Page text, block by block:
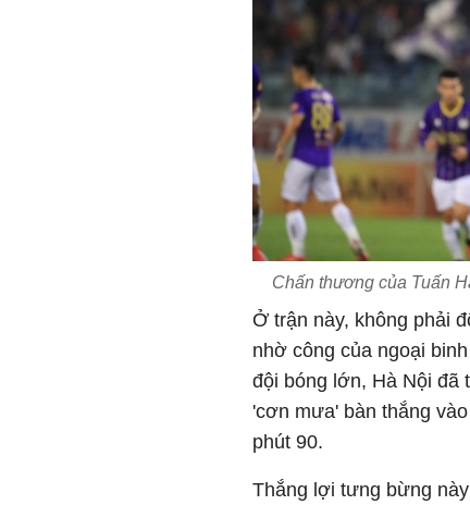
Chấn thương của Tuấn
Ở trận này, không phải
nhờ công của ngoại
đội bóng lớn, Hà Nội đã
'cơn mưa' bàn thắng
phút 90.
Thắng lợi tưng bừng